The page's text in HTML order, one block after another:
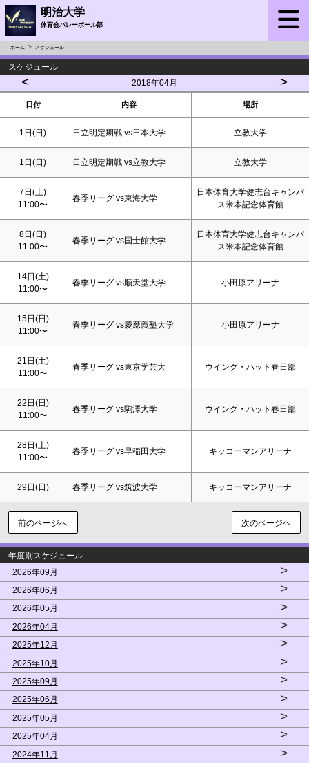
明治大学
体育会バレーボール部
ホーム スケジュール
スケジュール
< 2018年04月 >
日付 内容 場所
1日(日) 日立明定期戦 vs日本大学 立教大学
1日(日) 日立明定期戦 vs立教大学 立教大学
7日(土)
11:00〜
春季リーグ vs東海大学
日本体育大学健志台キャンパ
ス米本記念体育館
8日(日)
11:00〜
春季リーグ vs国士館大学
日本体育大学健志台キャンパ
ス米本記念体育館
14日(土)
11:00〜
春季リーグ vs順天堂大学 小田原アリーナ
15日(日)
11:00〜
春季リーグ vs慶應義塾大学 小田原アリーナ
21日(土)
11:00〜
春季リーグ vs東京学芸大 ウイング・ハット春日部
22日(日)
11:00〜
春季リーグ vs駒澤大学 ウイング・ハット春日部
28日(土)
11:00〜
春季リーグ vs早稲田大学 キッコーマンアリーナ
29日(日) 春季リーグ vs筑波大学 キッコーマンアリーナ
前のページへ 次のページヘ
年度別スケジュール
2026年09月
>
2026年06月 >
2026年05月 >
2026年04月 >
2025年12月 >
2025年10月 >
2025年09月 >
2025年06月 >
2025年05月 >
2025年04月 >
2024年11月 >